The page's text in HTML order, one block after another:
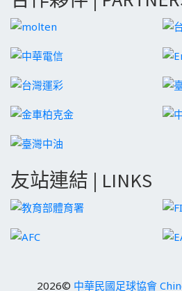
友站連結 | LINKS
2026© 中華民國足球協會